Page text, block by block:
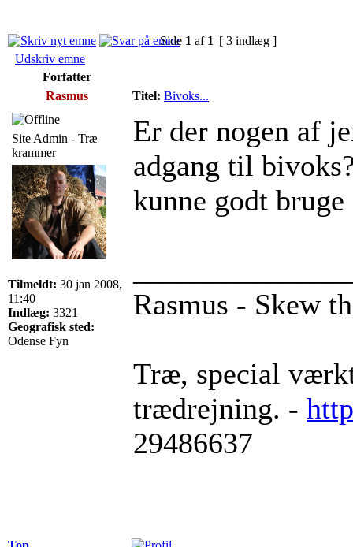
Side 1 af 1 [ 3 indlæg ]
Udskriv emne
Forfatter
Rasmus
Titel: Bivoks...
Site Admin - Træ
krammer
Tilmeldt: 30 jan 2008,
11:40
Indlæg: 3321
Geografisk sted:
Odense Fyn
Er der nogen af
adgang til
kunne godt
Rasmus - Skew
Træ, special
trædrejning. -
29486637